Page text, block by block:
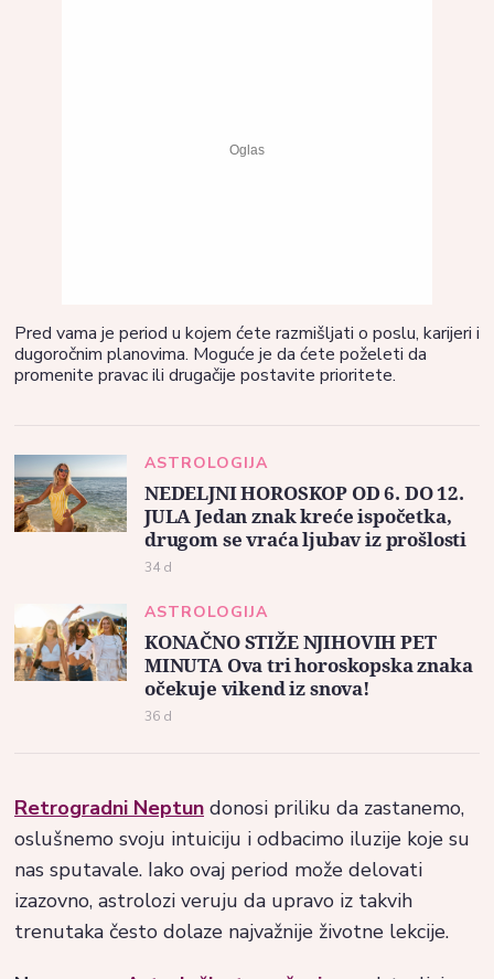
Pred vama je period u kojem ćete razmišljati o poslu, karijeri i
dugoročnim planovima. Moguće je da ćete poželeti da
promenite pravac ili drugačije postavite prioritete.
ASTROLOGIJA
NEDELJNI HOROSKOP OD 6. DO 12.
JULA Jedan znak kreće ispočetka,
drugom se vraća ljubav iz prošlosti
34 d
ASTROLOGIJA
KONAČNO STIŽE NJIHOVIH PET
MINUTA Ova tri horoskopska znaka
očekuje vikend iz snova!
36 d
Retrogradni Neptun donosi priliku da zastanemo,
oslušnemo svoju intuiciju i odbacimo iluzije koje su
nas sputavale. Iako ovaj period može delovati
izazovno, astrolozi veruju da upravo iz takvih
trenutaka često dolaze najvažnije životne lekcije.